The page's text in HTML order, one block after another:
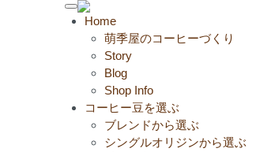
Toggle
navigation
Home
萌季屋のコーヒーづくり
Story
Blog
Shop Info
コーヒー豆を選ぶ
ブレンドから選ぶ
シングルオリジンから選ぶ